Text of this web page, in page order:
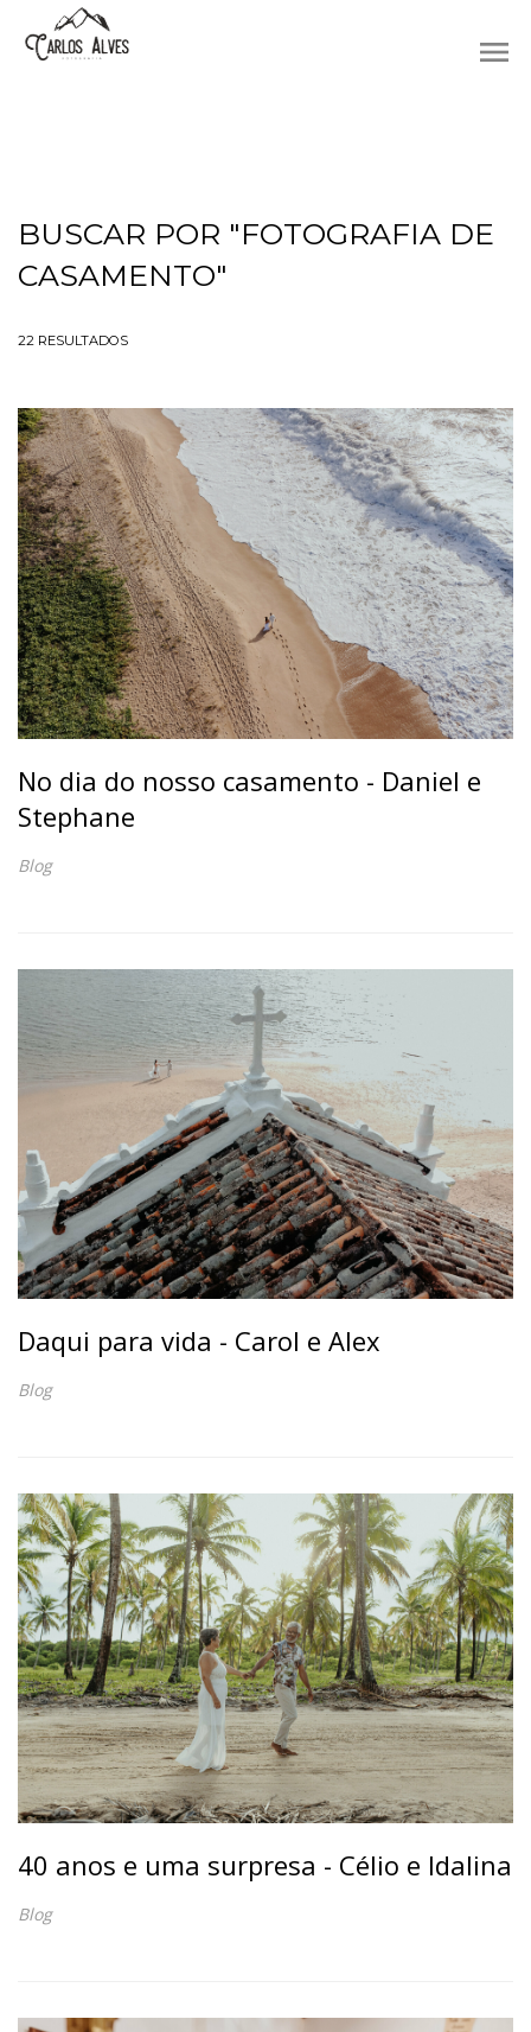
menu
BUSCAR POR "FOTOGRAFIA DE
CASAMENTO"
22 RESULTADOS
No dia do nosso casamento - Daniel e
Stephane
Blog
Daqui para vida - Carol e Alex
Blog
40 anos e uma surpresa - Célio e Idalina
Blog